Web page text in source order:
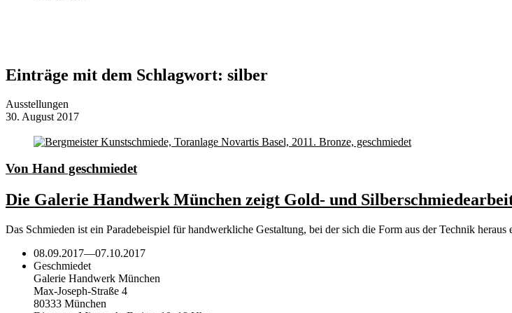
Einträge mit dem Schlagwort: silber
Ausstellungen
30. August 2017
Von Hand geschmiedet
Die Galerie Handwerk München zeigt Gold- und
Das Schmieden ist ein Paradebeispiel für handwerkliche Gestaltung, bei der sich die Form aus der Technik
08.09.2017—07.10.2017
Geschmiedet
Galerie Handwerk München
Max-Joseph-Straße 4
80333 München